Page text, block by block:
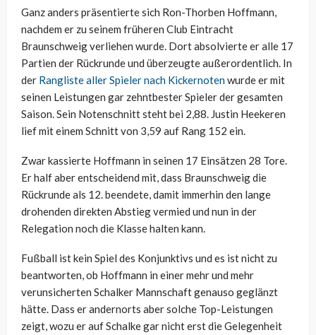
Ganz anders präsentierte sich Ron-Thorben Hoffmann,
nachdem er zu seinem früheren Club Eintracht
Braunschweig verliehen wurde. Dort absolvierte er alle 17
Partien der Rückrunde und überzeugte außerordentlich. In
der Rangliste aller Spieler nach Kickernotenwurde er mit
seinen Leistungen gar zehntbester Spieler der gesamten
Saison. Sein Notenschnitt steht bei 2,88. Justin Heekeren
lief mit einem Schnitt von 3,59 auf Rang 152 ein.
Zwar kassierte Hoffmann in seinen 17 Einsätzen 28 Tore.
Er half aber entscheidend mit, dass Braunschweig die
Rückrunde als 12. beendete, damit immerhin den lange
drohenden direkten Abstieg vermied und nun in der
Relegation noch die Klasse halten kann.
Fußball ist kein Spiel des Konjunktivs und es ist nicht zu
beantworten, ob Hoffmann in einer mehr und mehr
verunsicherten Schalker Mannschaft genauso geglänzt
hätte. Dass er andernorts aber solche Top-Leistungen
zeigt, wozu er auf Schalke gar nicht erst die Gelegenheit